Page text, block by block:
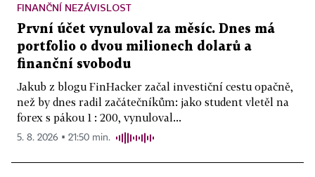
FINANČNÍ NEZÁVISLOST
První účet vynuloval za měsíc. Dnes má
portfolio o dvou milionech dolarů a
finanční svobodu
Jakub z blogu FinHacker začal investiční cestu opačně,
než by dnes radil začátečníkům: jako student vletěl na
forex s pákou 1 : 200, vynuloval...
5. 8. 2026 ▪ 21:50 min.